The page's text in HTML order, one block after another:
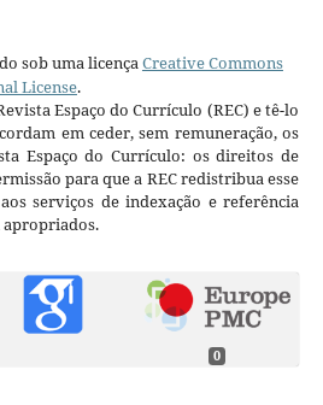
sob uma licença Creative Commons
License.
Espaço do Currículo (REC) e tê-lo
em ceder, sem remuneração, os
Espaço do Currículo: os direitos de
para que a REC redistribua esse
serviços de indexação e referência
apropriados.
0